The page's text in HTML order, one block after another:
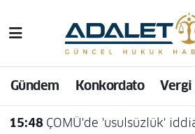
Gündem Konkordato Vergi
15:48 ÇOMÜ'de 'usulsüzlük' iddiası:
Hava Durumu
Trafik Durumu
Süper Lig Puan Durumu